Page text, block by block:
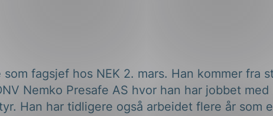
fagsjef hos NEK 2. mars. Han kommer fra
Nemko Presafe AS hvor han har jobbet med
Han har tidligere også arbeidet flere år som